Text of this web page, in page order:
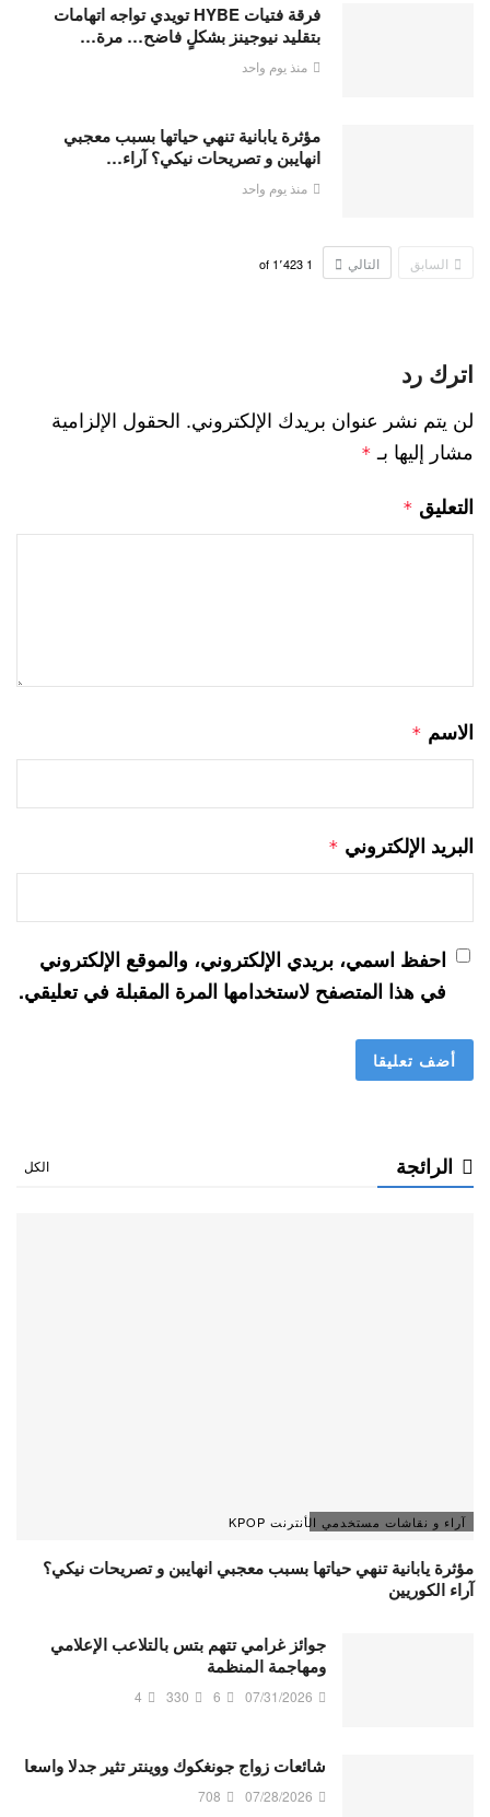
فرقة فتيات HYBE تويدي تواجه اتهامات
بتقليد نيوجينز بشكلٍ فاضح… مرة…
منذ يوم واحد
مؤثرة يابانية تنهي حياتها بسبب معجبي
انهايبن و تصريحات نيكي؟ آراء…
منذ يوم واحد
السابق التالي 1 1٬423
اترك رد
لن يتم نشر عنوان بريدك الإلكتروني. الحقول الإلزامية
مشار إليها بـ *
التعليق *
الاسم *
البريد الإلكتروني *
احفظ اسمي، بريدي الإلكتروني، والموقع الإلكتروني
في هذا المتصفح لاستخدامها المرة المقبلة في تعليقي.
الرائجة الكل
آراء و نقاشات مستخدمي الأنترنت KPOP
مؤثرة يابانية تنهي حياتها بسبب معجبي انهايبن و تصريحات نيكي؟
آراء الكوريين
جوائز غرامي تتهم بتس بالتلاعب الإعلامي
ومهاجمة المنظمة
07/31/2026
6
330
4
شائعات زواج جونغكوك ووينتر تثير جدلا واسعا
07/28/2026
708